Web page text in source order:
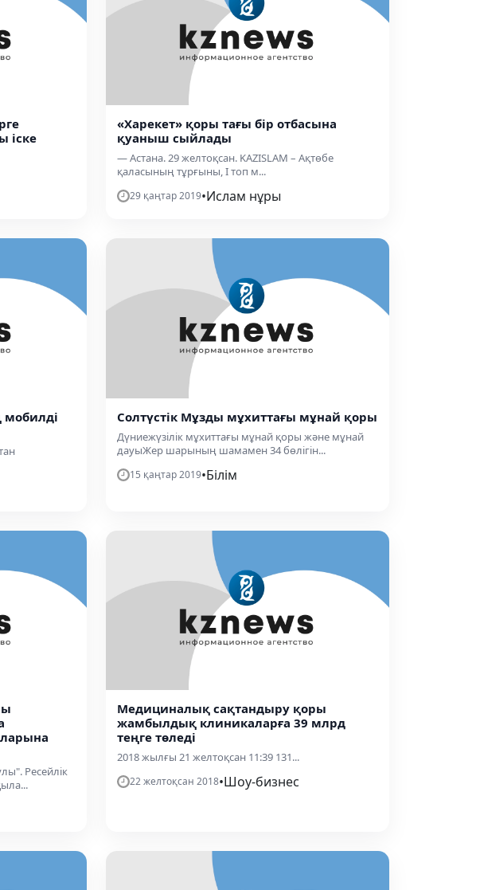
іске
«Харекет» қоры тағы бір отбасына
қуаныш сыйлады
— Астана. 29 желтоқсан. KAZISLAM – Ақтөбе
қаласының тұрғыны, І топ м...
29 қаңтар 2019•Ислам нұры
мобилді
Солтүстік Мұзды мұхиттағы мұнай қоры
Дүниежүзілік мұхиттағы мұнай қоры және мұнай
дауыЖер шарының шамамен 34 бөлігін...
15 қаңтар 2019•Білім
Ресейлік
Медициналық сақтандыру қоры
жамбылдық клиникаларға 39 млрд
теңге төледі
2018 жылғы 21 желтоқсан 11:39 131...
22 желтоқсан 2018•Шоу-бизнес